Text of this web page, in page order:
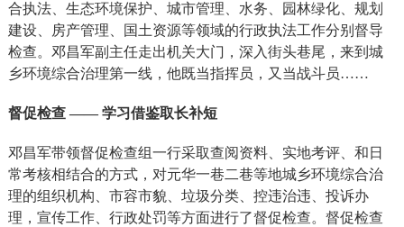
合执法、生态环境保护、城市管理、水务、园林绿化、规划
建设、房产管理、国土资源等领域的行政执法工作分别督导
检查。邓昌军副主任走出机关大门，深入街头巷尾，来到城
乡环境综合治理第一线，他既当指挥员，又当战斗员……
督促检查 —— 学习借鉴取长补短
邓昌军带领督促检查组一行采取查阅资料、实地考评、和日
常考核相结合的方式，对元华一巷二巷等地城乡环境综合治
理的组织机构、市容市貌、垃圾分类、控违治违、投诉办
理，宣传工作、行政处罚等方面进行了督促检查。督促检查